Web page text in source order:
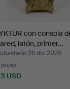
con consola
latón, primer…
26 dic 2025
pujas
USD